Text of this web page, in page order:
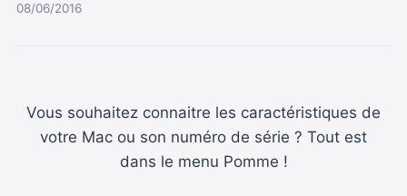
08/06/2016
Vous souhaitez connaitre les caractéristiques de
votre Mac ou son numéro de série ? Tout est
dans le menu Pomme !